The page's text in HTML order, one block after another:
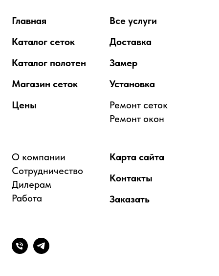
Главная
Каталог сеток
Каталог полотен
Магазин сеток
Цены
Все услуги
Доставка
Замер
Установка
Ремонт сеток
Ремонт окон
О компании
Сотрудничество
Дилерам
Работа
Карта сайта
Контакты
Заказать